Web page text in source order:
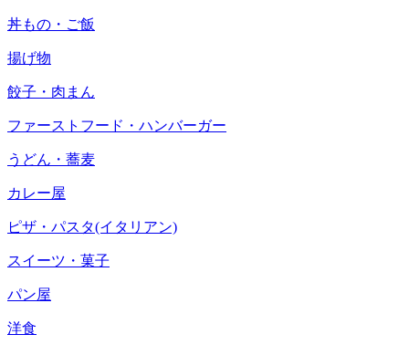
丼もの・ご飯
揚げ物
餃子・肉まん
ファーストフード・ハンバーガー
うどん・蕎麦
カレー屋
ピザ・パスタ(イタリアン)
スイーツ・菓子
パン屋
洋食